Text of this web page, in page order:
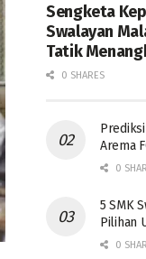
Sengketa
Swalayan
Tatik
0 SHARES
Arema
0
5 SMK
Pilihan
0